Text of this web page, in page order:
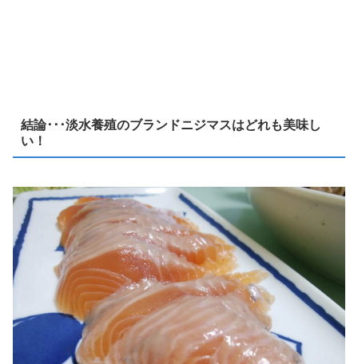
結論･･･淡水養殖のブランドニジマスはどれも美味し
い！